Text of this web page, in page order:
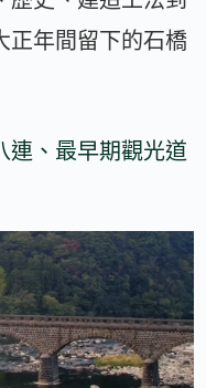
正年間留下的石橋
連、最早期觀光道